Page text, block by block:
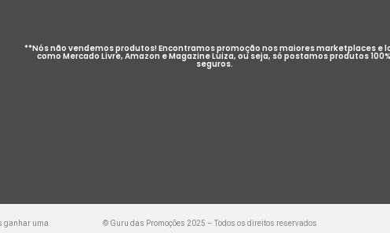
**Nós não vendemos produtos! Encontramos promoção nos maiores marketplaces e
como Mercado Livre, Amazon e Magazine Luiza, ou seja, só postamos produtos 100%
seguros.
ganhar uma © Guru das Promoções 2025 – Todos os direitos reservados